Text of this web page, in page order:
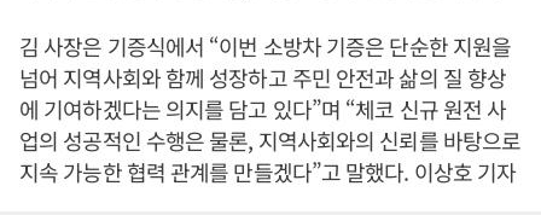
김 사장은 기증식에서 “이번 소방차 기증은 단순한 지원을
넘어 지역사회와 함께 성장하고 주민 안전과 삶의 질 향상
에 기여하겠다는 의지를 담고 있다”며 “체코 신규 원전 사
업의 성공적인 수행은 물론, 지역사회와의 신뢰를 바탕으로
지속 가능한 협력 관계를 만들겠다”고 말했다. 이상호 기자